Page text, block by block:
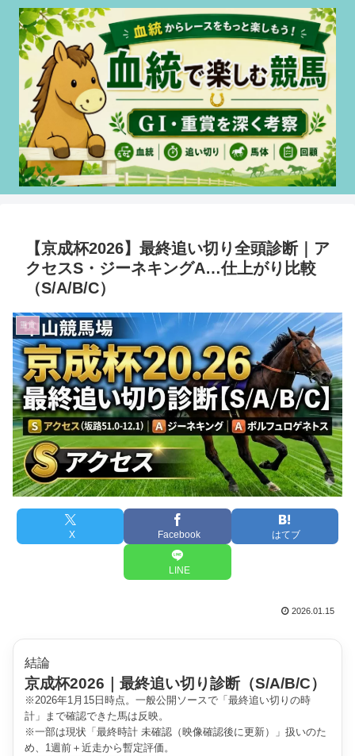
【京成杯2026】最終追い切り全頭診断｜ア
クセスS・ジーネキングA…仕上がり比較
（S/A/B/C）
重賞
X Facebook はてブ
LINE
2026.01.15
結論
京成杯2026｜最終追い切り診断（S/A/B/C）
※2026年1月15日時点。一般公開ソースで「最終追い切りの時
計」まで確認できた馬は反映。
※一部は現状「最終時計 未確認（映像確認後に更新）」扱いのた
め、1週前＋近走から暫定評価。